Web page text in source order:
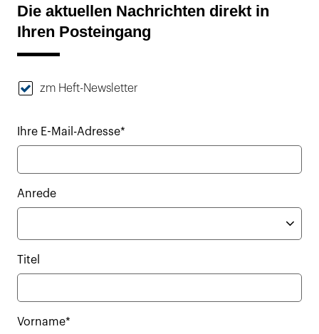
Die aktuellen Nachrichten direkt in
Ihren Posteingang
zm Heft-Newsletter
Ihre E-Mail-Adresse*
Anrede
Titel
Vorname*